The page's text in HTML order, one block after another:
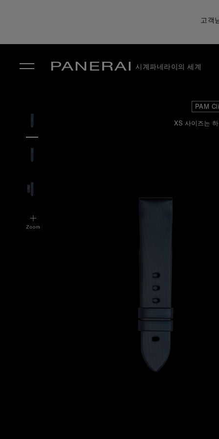
고객
시계파네라이의 세계
PAM
XS 사이즈는